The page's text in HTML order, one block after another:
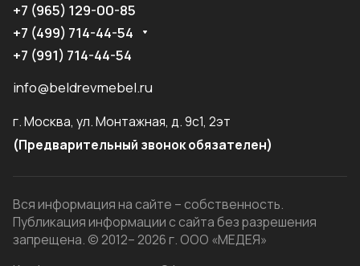
+7 (965) 129-00-85
+7 (499) 714-44-54
+7 (991) 714-44-54
info@beldrevmebel.ru
г. Москва, ул. Монтажная, д. 9с1, 2эт
(Предварительный звонок обязателен)
Вся информация на сайте – собственность.
Публикация информации с сайта без разрешения
запрещена. © 2012– 2026 г. ООО «МЕДЕЯ»